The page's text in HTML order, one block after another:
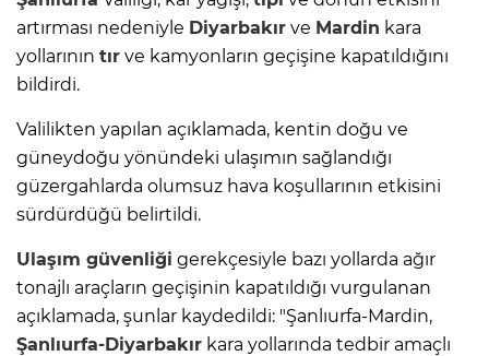
artırması nedeniyle Diyarbakır ve Mardin kara
yollarının tır ve kamyonların geçişine kapatıldığını
bildirdi.
Valilikten yapılan açıklamada, kentin doğu ve
güneydoğu yönündeki ulaşımın sağlandığı
güzergahlarda olumsuz hava koşullarının etkisini
sürdürdüğü belirtildi.
Ulaşım güvenliği gerekçesiyle bazı yollarda ağır
tonajlı araçların geçişinin kapatıldığı vurgulanan
açıklamada, şunlar kaydedildi: "Şanlıurfa-Mardin,
Şanlıurfa-Diyarbakır kara yollarında tedbir amaçlı